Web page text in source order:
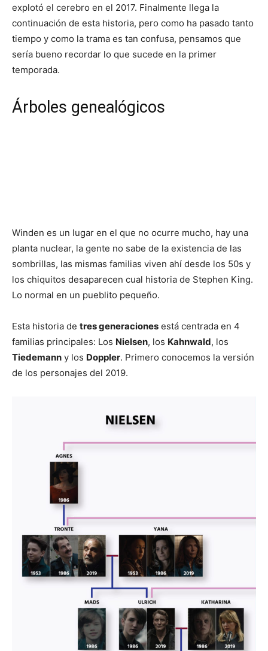
explotó el cerebro en el 2017. Finalmente llega la
continuación de esta historia, pero como ha pasado tanto
tiempo y como la trama es tan confusa, pensamos que
sería bueno recordar lo que sucede en la primer
temporada.
Árboles genealógicos
Winden es un lugar en el que no ocurre mucho, hay una
planta nuclear, la gente no sabe de la existencia de las
sombrillas, las mismas familias viven ahí desde los 50s y
los chiquitos desaparecen cual historia de Stephen King.
Lo normal en un pueblito pequeño.
Esta historia de tres generaciones está centrada en 4
familias principales: Los Nielsen, los Kahnwald, los
Tiedemann y los Doppler. Primero conocemos la versión
de los personajes del 2019.